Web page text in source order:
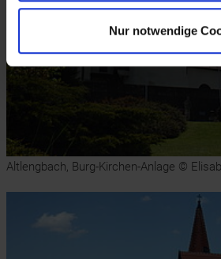
Nur notwendige
Altlengbach, Burg-Kirchen-Anlage ©